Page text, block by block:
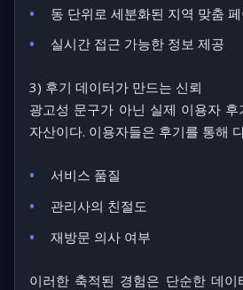
동 단위로 세분화된 지역 맞춤
실시간 접근 가능한 정보 제공
3) 후기 데이터가 만드는 신뢰
광고성 문구가 아닌 실제 이용자
자산이다. 이용자들은 후기를 통해
서비스 품질
관리사의 친절도
재방문 의사 여부
이러한 축적된 경험은 단순한 데이